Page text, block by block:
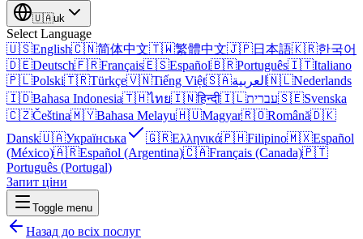
🇺🇦uk
Select Language
🇺🇸English🇨🇳简体中文🇹🇼繁體中文🇯🇵日本語🇰🇷한국어
🇩🇪Deutsch🇫🇷Français🇪🇸Español🇧🇷Português🇮🇹Italiano
🇵🇱Polski🇹🇷Türkçe🇻🇳Tiếng Việt🇸🇦العربية 🇳🇱Nederlands
🇮🇩Bahasa Indonesia🇹🇭ไทย🇮🇳हिन्दी🇮🇱עברית🇸🇪Svenska
🇨🇿Čeština🇲🇾Bahasa Melayu🇭🇺Magyar🇷🇴Română🇩🇰
Dansk🇺🇦Українська 🇬🇷Ελληνικά🇵🇭Filipino🇲🇽Español
(México)🇦🇷Español (Argentina)🇨🇦Français (Canada)🇵🇹
Português (Portugal)
Запит ціни
Toggle menu
Назад до всіх послуг